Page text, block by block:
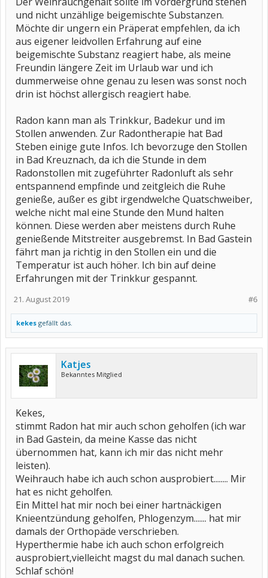
und nicht unzählige beigemischte Substanzen.
Möchte dir ungern ein Präperat empfehlen, da ich
aus eigener leidvollen Erfahrung auf eine
beigemischte Substanz reagiert habe, als meine
Freundin längere Zeit im Urlaub war und ich
dummerweise ohne genau zu lesen was sonst noch
drin ist höchst allergisch reagiert habe.
Radon kann man als Trinkkur, Badekur und im
Stollen anwenden. Zur Radontherapie hat Bad
Steben einige gute Infos. Ich bevorzuge den Stollen
in Bad Kreuznach, da ich die Stunde in dem
Radonstollen mit zugeführter Radonluft als sehr
entspannend empfinde und zeitgleich die Ruhe
genieße, außer es gibt irgendwelche Quatschweiber,
welche nicht mal eine Stunde den Mund halten
können. Diese werden aber meistens durch Ruhe
genießende Mitstreiter ausgebremst. In Bad Gastein
fährt man ja richtig in den Stollen ein und die
Temperatur ist auch höher. Ich bin auf deine
Erfahrungen mit der Trinkkur gespannt.
#6
21. August 2019
kekes gefällt das.
Katjes
Bekanntes Mitglied
Kekes,
stimmt Radon hat mir auch schon geholfen (ich war
in Bad Gastein, da meine Kasse das nicht
übernommen hat, kann ich mir das nicht mehr
leisten).
Weihrauch habe ich auch schon ausprobiert........ Mir
hat es nicht geholfen.
Ein Mittel hat mir noch bei einer hartnäckigen
Knieentzündung geholfen, Phlogenzym....... hat mir
damals der Orthopäde verschrieben.
Hyperthermie habe ich auch schon erfolgreich
ausprobiert,vielleicht magst du mal danach suchen.
Schlaf schön!